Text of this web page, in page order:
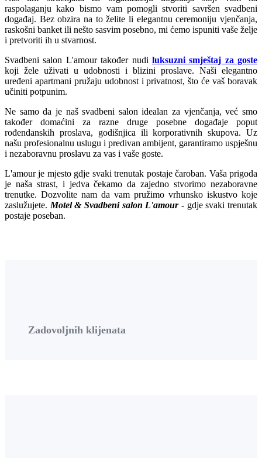
raspolaganju kako bismo vam pomogli stvoriti savršen svadbeni
događaj. Bez obzira na to želite li elegantnu ceremoniju vjenčanja,
raskošni banket ili nešto sasvim posebno, mi ćemo ispuniti vaše želje
i pretvoriti ih u stvarnost.
Svadbeni salon L'amour također nudi luksuzni smještaj za goste
koji žele uživati u udobnosti i blizini proslave. Naši elegantno
uređeni apartmani pružaju udobnost i privatnost, što će vaš boravak
učiniti potpunim.
Ne samo da je naš svadbeni salon idealan za vjenčanja, već smo
također domaćini za razne druge posebne događaje poput
rođendanskih proslava, godišnjica ili korporativnih skupova. Uz
našu profesionalnu uslugu i predivan ambijent, garantiramo uspješnu
i nezaboravnu proslavu za vas i vaše goste.
L'amour je mjesto gdje svaki trenutak postaje čaroban. Vaša prigoda
je naša strast, i jedva čekamo da zajedno stvorimo nezaboravne
trenutke. Dozvolite nam da vam pružimo vrhunsko iskustvo koje
zaslužujete. Motel & Svadbeni salon L'amour- gdje svaki trenutak
postaje poseban.
Zadovoljnih klijenata